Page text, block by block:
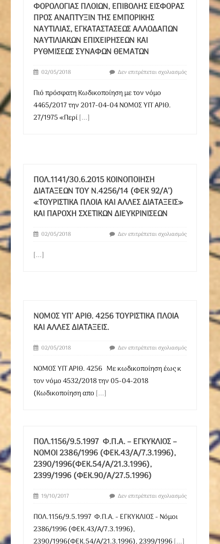
ΦΟΡΟΛΟΓΊΑΣ ΠΛΟΊΩΝ, ΕΠΙΒΟΛΉΣ ΕΙΣΦΟΡΆΣ
ΠΡΟΣ ΑΝΆΠΤΥΞΙΝ ΤΗΣ ΕΜΠΟΡΙΚΉΣ
ΝΑΥΤΙΛΊΑΣ, ΕΓΚΑΤΑΣΤΆΣΕΩΣ ΑΛΛΟΔΑΠΏΝ
ΝΑΥΤΙΛΙΑΚΏΝ ΕΠΙΧΕΙΡΉΣΕΩΝ ΚΑΙ
ΡΥΘΜΊΣΕΩΣ ΣΥΝΑΦΏΝ ΘΕΜΆΤΩΝ
02/05/2018 Δεν επιτρέπεται σχολιασμός
Πιό πρόσφατη Κωδικοποίηση με τον νόμο
4465/2017 την 2017-04-04 ΝΟΜΟΣ ΥΠ' ΑΡΙΘ.
27/1975 «Περί[...]
ΠΟΛ.1141/30.6.2015 ΚΟΙΝΟΠΟΊΗΣΗ
ΔΙΑΤΆΞΕΩΝ ΤΟΥ Ν.4256/14 (ΦΕΚ 92/Α’)
«ΤΟΥΡΙΣΤΙΚΆ ΠΛΟΊΑ ΚΑΙ ΆΛΛΕΣ ΔΙΑΤΆΞΕΙΣ»
ΚΑΙ ΠΑΡΟΧΉ ΣΧΕΤΙΚΏΝ ΔΙΕΥΚΡΙΝΊΣΕΩΝ
02/05/2018 Δεν επιτρέπεται σχολιασμός
[...]
ΝΟΜΟΣ ΥΠ’ ΑΡΙΘ. 4256 ΤΟΥΡΙΣΤΙΚΆ ΠΛΟΊΑ
ΚΑΙ ΆΛΛΕΣ ΔΙΑΤΆΞΕΙΣ.
02/05/2018 Δεν επιτρέπεται σχολιασμός
ΝΟΜΟΣ ΥΠ' ΑΡΙΘ. 4256 Με κωδικοποίηση έως κ
τον νόμο 4532/2018 την 05-04-2018
(Κωδικοποίηση απο [...]
ΠΟΛ.1156/9.5.1997 Φ.Π.Α. – ΕΓΚΥΚΛΙΟΣ –
ΝΌΜΟΙ 2386/1996 (ΦΕΚ.43/Α/7.3.1996),
2390/1996(ΦΕΚ.54/Α/21.3.1996),
2399/1996 (ΦΕΚ.90/Α/27.5.1996)
19/10/2017 Δεν επιτρέπεται σχολιασμός
ΠΟΛ.1156/9.5.1997 Φ.Π.Α. - ΕΓΚΥΚΛΙΟΣ - Νόμοι
2386/1996 (ΦΕΚ.43/Α/7.3.1996),